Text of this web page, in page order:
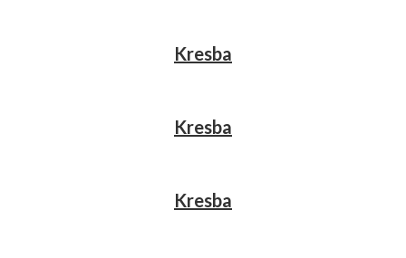
Kresba
Kresba
Kresba